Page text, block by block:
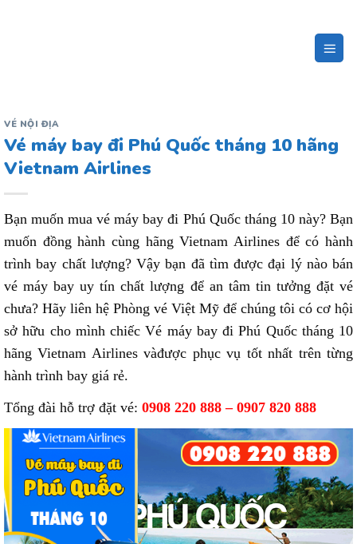
VÉ NỘI ĐỊA
Vé máy bay đi Phú Quốc tháng 10 hãng
Vietnam Airlines
Bạn muốn mua vé máy bay đi Phú Quốc tháng 10 này? Bạn
muốn đồng hành cùng hãng Vietnam Airlines để có hành
trình bay chất lượng? Vậy bạn đã tìm được đại lý nào bán
vé máy bay uy tín chất lượng để an tâm tin tưởng đặt vé
chưa? Hãy liên hệ Phòng vé Việt Mỹ để chúng tôi có cơ hội
sở hữu cho mình chiếc Vé máy bay đi Phú Quốc tháng 10
hãng Vietnam Airlines vàđược phục vụ tốt nhất trên từng
hành trình bay giá rẻ.
Tổng đài hỗ trợ đặt vé: 0908 220 888 – 0907 820 888